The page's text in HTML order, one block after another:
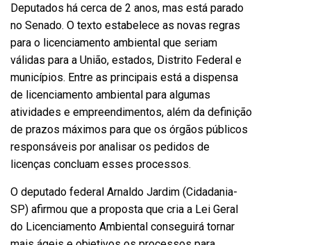
Deputados há cerca de 2 anos, mas está parado
no Senado. O texto estabelece as novas regras
para o licenciamento ambiental que seriam
válidas para a União, estados, Distrito Federal e
municípios. Entre as principais está a dispensa
de licenciamento ambiental para algumas
atividades e empreendimentos, além da definição
de prazos máximos para que os órgãos públicos
responsáveis por analisar os pedidos de
licenças concluam esses processos.
O deputado federal Arnaldo Jardim (Cidadania-
SP) afirmou que a proposta que cria a Lei Geral
do Licenciamento Ambiental conseguirá tornar